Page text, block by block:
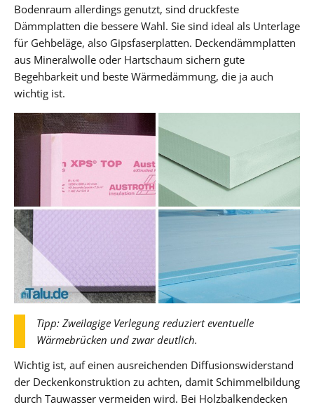
Bodenraum allerdings genutzt, sind druckfeste
Dämmplatten die bessere Wahl. Sie sind ideal als Unterlage
für Gehbeläge, also Gipsfaserplatten. Deckendämmplatten
aus Mineralwolle oder Hartschaum sichern gute
Begehbarkeit und beste Wärmedämmung, die ja auch
wichtig ist.
Tipp: Zweilagige Verlegung reduziert eventuelle
Wärmebrücken und zwar deutlich.
Wichtig ist, auf einen ausreichenden Diffusionswiderstand
der Deckenkonstruktion zu achten, damit Schimmelbildung
durch Tauwasser vermeiden wird. Bei Holzbalkendecken